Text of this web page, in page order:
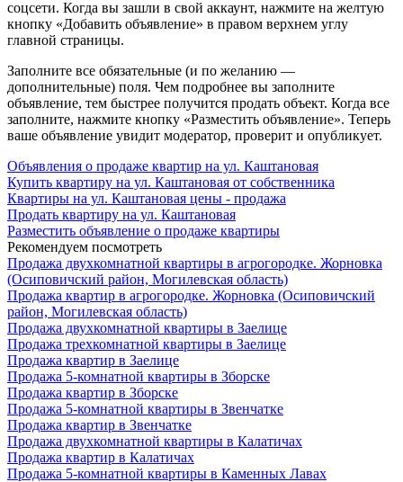
соцсети. Когда вы зашли в свой аккаунт, нажмите на желтую
кнопку «Добавить объявление» в правом верхнем углу
главной страницы.
Заполните все обязательные (и по желанию —
дополнительные) поля. Чем подробнее вы заполните
объявление, тем быстрее получится продать объект. Когда все
заполните, нажмите кнопку «Разместить объявление». Теперь
ваше объявление увидит модератор, проверит и опубликует.
Объявления о продаже квартир на ул. Каштановая
Купить квартиру на ул. Каштановая от собственника
Квартиры на ул. Каштановая цены - продажа
Продать квартиру на ул. Каштановая
Разместить объявление о продаже квартиры
Рекомендуем посмотреть
Продажа двухкомнатной квартиры в агрогородке. Жорновка
(Осиповичский район, Могилевская область)
Продажа квартир в агрогородке. Жорновка (Осиповичский
район, Могилевская область)
Продажа двухкомнатной квартиры в Заелице
Продажа трехкомнатной квартиры в Заелице
Продажа квартир в Заелице
Продажа 5-комнатной квартиры в Зборске
Продажа квартир в Зборске
Продажа 5-комнатной квартиры в Звенчатке
Продажа квартир в Звенчатке
Продажа двухкомнатной квартиры в Калатичах
Продажа квартир в Калатичах
Продажа 5-комнатной квартиры в Каменных Лавах